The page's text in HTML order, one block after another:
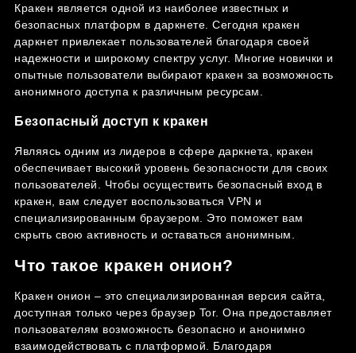
Кракен является одной из наиболее известных и
безопасных платформ в даркнете. Сегодня кракен
даркнет привлекает пользователей благодаря своей
надежности и широкому спектру услуг. Многие новички и
опытные пользователи выбирают кракен за возможность
анонимного доступа к различным ресурсам.
Безопасный доступ к кракен
Являясь одним из лидеров в сфере даркнета, кракен
обеспечивает высокий уровень безопасности для своих
пользователей. Чтобы осуществить безопасный вход в
кракен, вам следует воспользоваться VPN и
специализированным браузером. Это поможет вам
скрыть свою активность и оставаться анонимным.
Что такое кракен онион?
Кракен онион – это специализированная версия сайта,
доступная только через браузер Tor. Она предоставляет
пользователям возможность безопасно и анонимно
взаимодействовать с платформой. Благодаря